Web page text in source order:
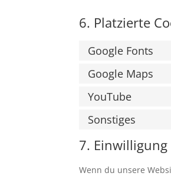
6. Platzierte
Google Fonts
Google Maps
YouTube
Sonstiges
7. Einwilligung
Wenn du unsere